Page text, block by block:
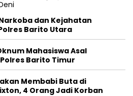
dan Kejahatan
Barito Utara
Mahasiswa Asal
Barito Timur
Membabi Buta di
4 Orang Jadi Korban